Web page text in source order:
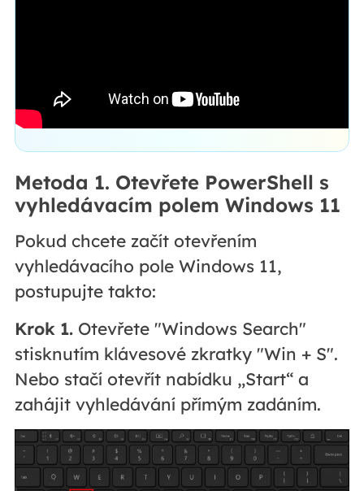
Metoda 1. Otevřete PowerShell s
vyhledávacím polem Windows 11
Pokud chcete začít otevřením
vyhledávacího pole Windows 11,
postupujte takto:
Krok 1.Otevřete "Windows Search"
stisknutím klávesové zkratky "Win + S".
Nebo stačí otevřít nabídku „Start“ a
zahájit vyhledávání přímým zadáním.